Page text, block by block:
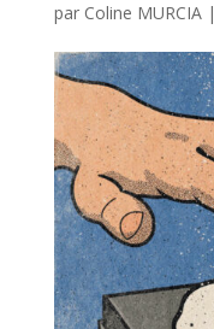
par Coline MURCIA|